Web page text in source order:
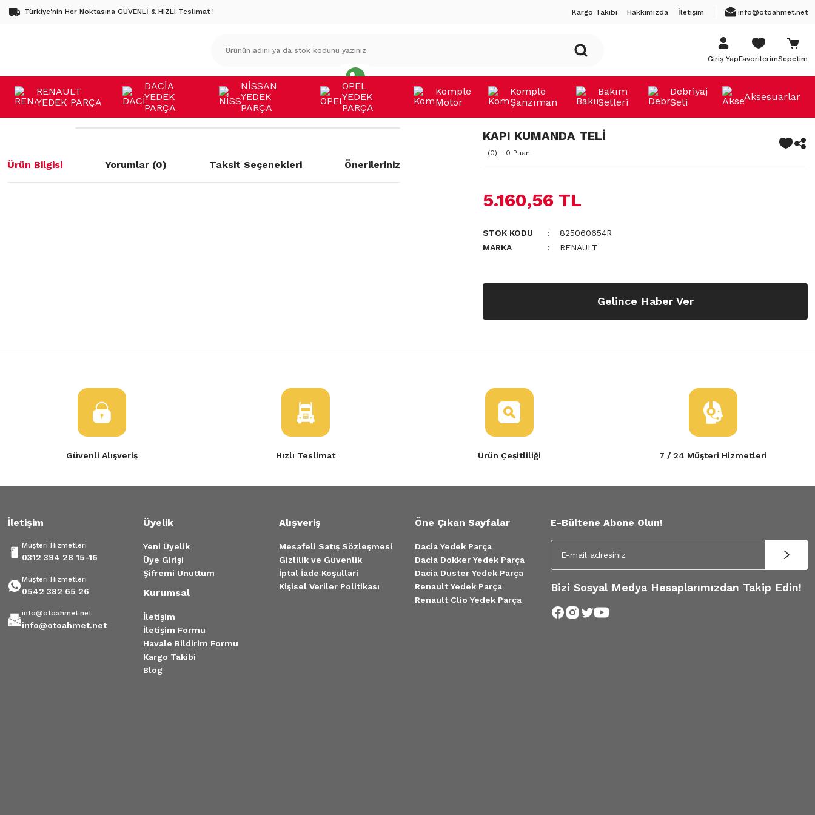
Türkiye'nin Her Noktasına GÜVENLİ & HIZLI Teslimat ! Kargo Takibi Hakkımızda İletişim info@otoahmet.net
Giriş YapFavorilerimSepetim
RENAULT
YEDEK PARÇA
DACİA
YEDEK
PARÇA
NİSSAN
YEDEK
PARÇA
OPEL
YEDEK
PARÇA
Komple
Motor
Komple
Şanzıman
Bakım
Setleri
Debriyaj
Seti
Aksesuarlar
Ürün Bilgisi Yorumlar (0) Taksit Seçenekleri Önerileriniz
KAPI KUMANDA TELİ
(0) - 0 Puan
5.160,56 TL
STOK KODU
825060654R
MARKA
RENAULT
Gelince Haber Ver
Güvenli Alışveriş Hızlı Teslimat Ürün Çeşitliliği 7 / 24 Müşteri Hizmetleri
İletişim
Müşteri Hizmetleri
0312 394 28 15-16
Müşteri Hizmetleri
0542 382 65 26
info@otoahmet.net
info@otoahmet.net
Üyelik
Yeni Üyelik
Üye Girişi
Şifremi Unuttum
Kurumsal
İletişim
İletişim Formu
Havale Bildirim Formu
Kargo Takibi
Blog
Alışveriş
Mesafeli Satış Sözleşmesi
Gizlilik ve Güvenlik
İptal İade Koşullari
Kişisel Veriler Politikası
Öne Çıkan Sayfalar
Dacia Yedek Parça
Dacia Dokker Yedek Parça
Dacia Duster Yedek Parça
Renault Yedek Parça
Renault Clio Yedek Parça
E-Bültene Abone Olun!
Bizi Sosyal Medya Hesaplarımızdan Takip Edin!